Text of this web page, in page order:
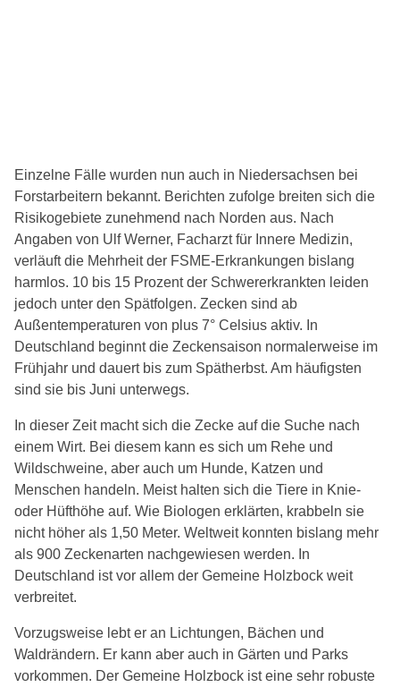
Einzelne Fälle wurden nun auch in Niedersachsen bei
Forstarbeitern bekannt. Berichten zufolge breiten sich die
Risikogebiete zunehmend nach Norden aus. Nach
Angaben von Ulf Werner, Facharzt für Innere Medizin,
verläuft die Mehrheit der FSME-Erkrankungen bislang
harmlos. 10 bis 15 Prozent der Schwererkrankten leiden
jedoch unter den Spätfolgen. Zecken sind ab
Außentemperaturen von plus 7° Celsius aktiv. In
Deutschland beginnt die Zeckensaison normalerweise im
Frühjahr und dauert bis zum Spätherbst. Am häufigsten
sind sie bis Juni unterwegs.
In dieser Zeit macht sich die Zecke auf die Suche nach
einem Wirt. Bei diesem kann es sich um Rehe und
Wildschweine, aber auch um Hunde, Katzen und
Menschen handeln. Meist halten sich die Tiere in Knie-
oder Hüfthöhe auf. Wie Biologen erklärten, krabbeln sie
nicht höher als 1,50 Meter. Weltweit konnten bislang mehr
als 900 Zeckenarten nachgewiesen werden. In
Deutschland ist vor allem der Gemeine Holzbock weit
verbreitet.
Vorzugsweise lebt er an Lichtungen, Bächen und
Waldrändern. Er kann aber auch in Gärten und Parks
vorkommen. Der Gemeine Holzbock ist eine sehr robuste